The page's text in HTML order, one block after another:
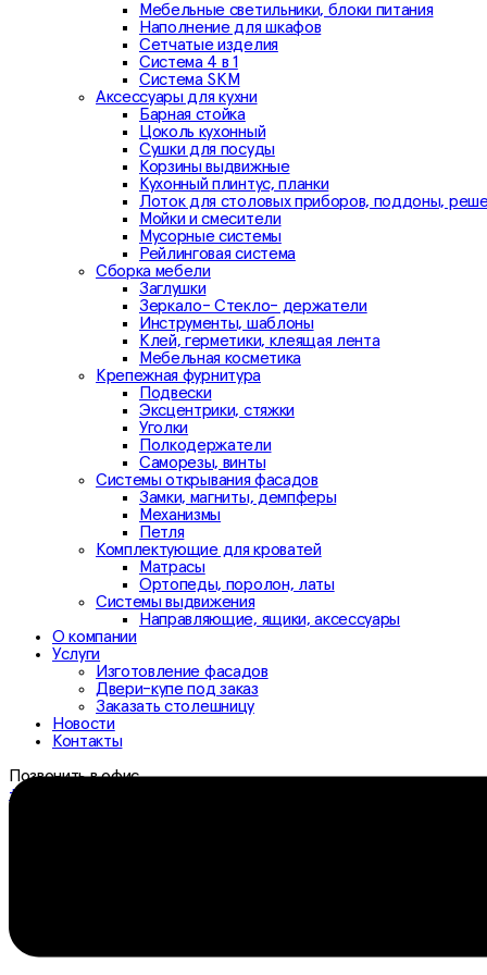
Мебельные светильники, блоки питания
Наполнение для шкафов
Сетчатые изделия
Система 4 в 1
Система SKM
Аксессуары для кухни
Барная стойка
Цоколь кухонный
Сушки для посуды
Корзины выдвижные
Кухонный плинтус, планки
Лоток для столовых приборов, поддоны,
Мойки и смесители
Мусорные системы
Рейлинговая система
Сборка мебели
Заглушки
Зеркало- Стекло- держатели
Инструменты, шаблоны
Клей, герметики, клеящая лента
Мебельная косметика
Крепежная фурнитура
Подвески
Эксцентрики, стяжки
Уголки
Полкодержатели
Саморезы, винты
Системы открывания фасадов
Замки, магниты, демпферы
Механизмы
Петля
Комплектующие для кроватей
Матрасы
Ортопеды, поролон, латы
Системы выдвижения
Направляющие, ящики, аксессуары
О компании
Услуги
Изготовление фасадов
Двери-купе под заказ
Заказать столешницу
Новости
Контакты
Позвонить в офис
+7 (3532) 307-333